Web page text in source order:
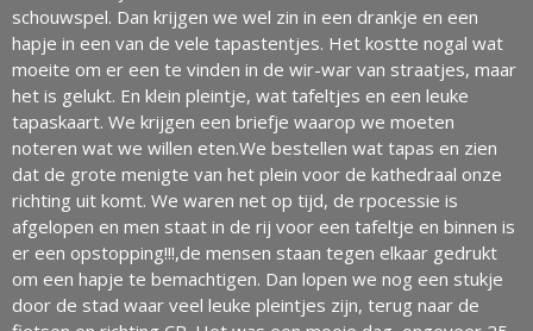
schouwspel. Dan krijgen we wel zin in een drankje en een
hapje in een van de vele tapastentjes. Het kostte nogal wat
moeite om er een te vinden in de wir-war van straatjes, maar
het is gelukt. En klein pleintje, wat tafeltjes en een leuke
tapaskaart. We krijgen een briefje waarop we moeten
noteren wat we willen eten.We bestellen wat tapas en zien
dat de grote menigte van het plein voor de kathedraal onze
richting uit komt. We waren net op tijd, de rpocessie is
afgelopen en men staat in de rij voor een tafeltje en binnen is
er een opstopping!!!,de mensen staan tegen elkaar gedrukt
om een hapje te bemachtigen. Dan lopen we nog een stukje
door de stad waar veel leuke pleintjes zijn, terug naar de